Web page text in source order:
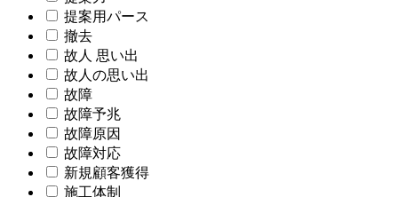
提案用パース
撤去
故人 思い出
故人の思い出
故障
故障予兆
故障原因
故障対応
新規顧客獲得
施工体制